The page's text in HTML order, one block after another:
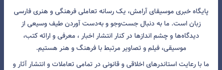
پایگاه خبری موسیقای آرامش، یک رسانه تعاملی فرهنگی و هنری فارسی
زبان است. ما به دنبال جست‌و‌جو و به‌دست آوردن طیف وسیعی از
دیدگاه‌ها و چشم انداز‌ها در کنار انتشار اخبار ، معرفی و ارائه کتب،
موسیقی، فیلم و تصاویر مرتبط با فرهنگ و هنر هستیم.
ما با رعایت استاندرهای اخلاقی و قانونی در تمامی تعاملات و انتشار آثار و